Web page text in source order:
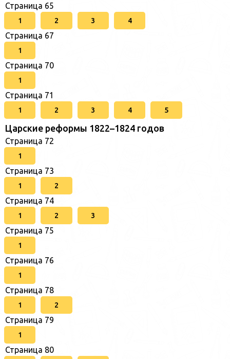
Страница 65
1 2 3 4
Страница 67
1
Страница 70
1
Страница 71
1 2 3 4 5
Царские реформы 1822–1824 годов
Страница 72
1
Страница 73
1 2
Страница 74
1 2 3
Страница 75
1
Страница 76
1
Страница 78
1 2
Страница 79
1
Страница 80